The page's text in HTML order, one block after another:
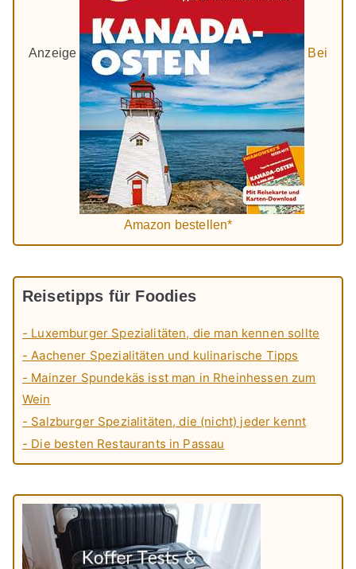
Anzeige Bei
Amazon bestellen*
Reisetipps für Foodies
- Luxemburger Spezialitäten, die man kennen sollte
- Aachener Spezialitäten und kulinarische Tipps
- Mainzer Spundekäs isst man in Rheinhessen zum
Wein
- Salzburger Spezialitäten, die (nicht) jeder kennt
- Die besten Restaurants in Passau